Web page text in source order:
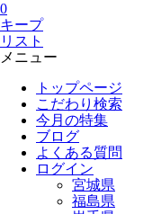
0
キープ
リスト
メニュー
トップページ
こだわり検索
今月の特集
ブログ
よくある質問
ログイン
宮城県
福島県